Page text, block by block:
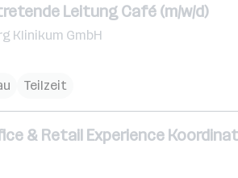
Leitung Café (m/w/d)
Klinikum GmbH
Teilzeit
& Retail Experience